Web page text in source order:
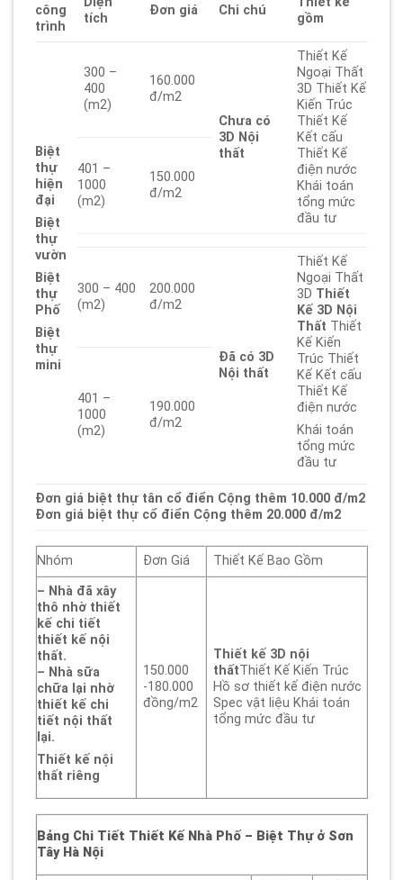
công
trình
tích
Đơn giá Chi chú
gồm
Biệt
thự
hiện
đại
Biệt
thự
vườn
Biệt
thự
Phố
Biệt
thự
mini
300 –
400
(m2)
160.000
đ/m2
Chưa có
3D Nội
thất
Thiết Kế
Ngoại Thất
3D Thiết Kế
Kiến Trúc
Thiết Kế
Kết cấu
Thiết Kế
điện nước
Khái toán
tổng mức
đầu tư
401 –
1000
(m2)
150.000
đ/m2
300 – 400
(m2)
200.000
đ/m2
Đã có 3D
Nội thất
Thiết Kế
Ngoại Thất
3D Thiết
Kế 3D Nội
Thất Thiết
Kế Kiến
Trúc Thiết
Kế Kết cấu
Thiết Kế
điện nước
Khái toán
tổng mức
đầu tư
401 –
1000
(m2)
190.000
đ/m2
Đơn giá biệt thự tân cổ điển Cộng thêm 10.000 đ/m2
Đơn giá biệt thự cổ điển Cộng thêm 20.000 đ/m2
Nhóm Đơn Giá
Thiết Kế Bao Gồm
– Nhà đã xây
thô nhờ thiết
kế chi tiết
thiết kế nội
thất.
– Nhà sữa
chữa lại nhờ
thiết kế chi
tiết nội thất
lại.
Thiết kế nội
thất riêng
150.000
-180.000
đồng/m2
Thiết kế 3D nội
thấtThiết Kế Kiến Trúc
Hồ sơ thiết kế điện nước
Spec vật liệu Khái toán
tổng mức đầu tư
Bảng Chi Tiết Thiết Kế Nhà Phố – Biệt Thự ở Sơn
Tây Hà Nội